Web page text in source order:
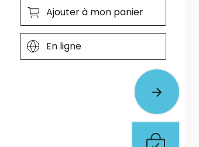
Ajouter à mon panier
En ligne